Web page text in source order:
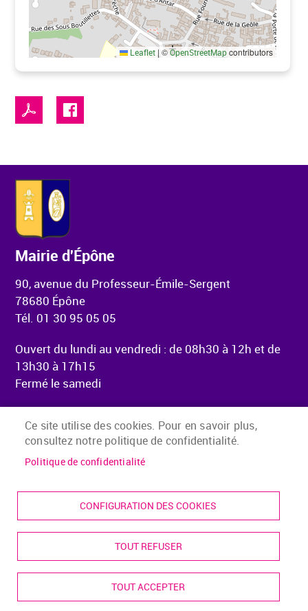
Leaflet | ©OpenStreetMapcontributors
Mairie d'Épône
90, avenue du Professeur-Émile-Sergent
78680 Épône
Tél. 01 30 95 05 05
Ouvert du lundi au vendredi : de 08h30 à 12h et de
13h30 à 17h15
Fermé le samedi
Menu Pied de page
Accueil
Mentions légales
Presse
Cookies
Ce site utilise des cookies. Pour en savoir plus,
consultez notre politique de confidentialité.
Politique de confidentialité
CONFIGURATION DES COOKIES
TOUT REFUSER
TOUT ACCEPTER